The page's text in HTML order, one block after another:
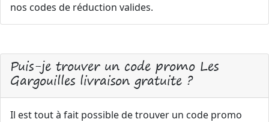
nos codes de réduction valides.
Puis-je trouver un code promo Les
Gargouilles livraison gratuite ?
Il est tout à fait possible de trouver un code promo